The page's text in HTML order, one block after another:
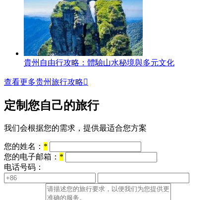
貴州自由行攻略：體驗山水秘境與多元文化
查看更多贵州旅行攻略
定制您自己的旅行
我们会根据您的需求，提供最适合您方案
您的姓名： *
您的电子邮箱： *
电话号码：